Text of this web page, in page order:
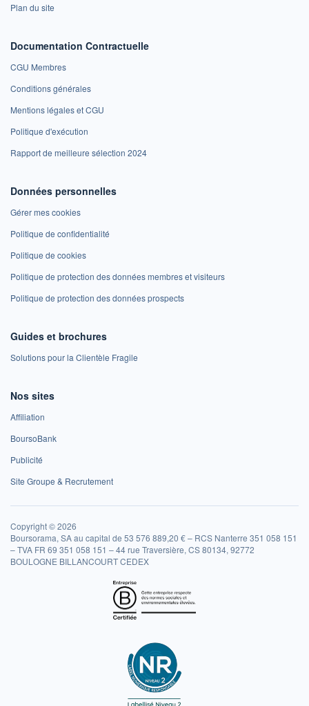
Plan du site
Documentation Contractuelle
CGU Membres
Conditions générales
Mentions légales et CGU
Politique d'exécution
Rapport de meilleure sélection 2024
Données personnelles
Gérer mes cookies
Politique de confidentialité
Politique de cookies
Politique de protection des données membres et visiteurs
Politique de protection des données prospects
Guides et brochures
Solutions pour la Clientèle Fragile
Nos sites
Affiliation
BoursoBank
Publicité
Site Groupe & Recrutement
Copyright © 2026
Boursorama, SA au capital de 53 576 889,20 € – RCS Nanterre 351 058 151
– TVA FR 69 351 058 151 – 44 rue Traversière, CS 80134, 92772
BOULOGNE BILLANCOURT CEDEX